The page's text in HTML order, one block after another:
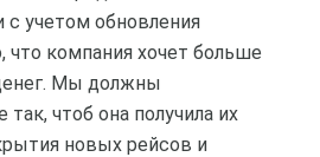
учетом обновления
что компания хочет больше
Мы должны
так, чтоб она получила их
новых рейсов и